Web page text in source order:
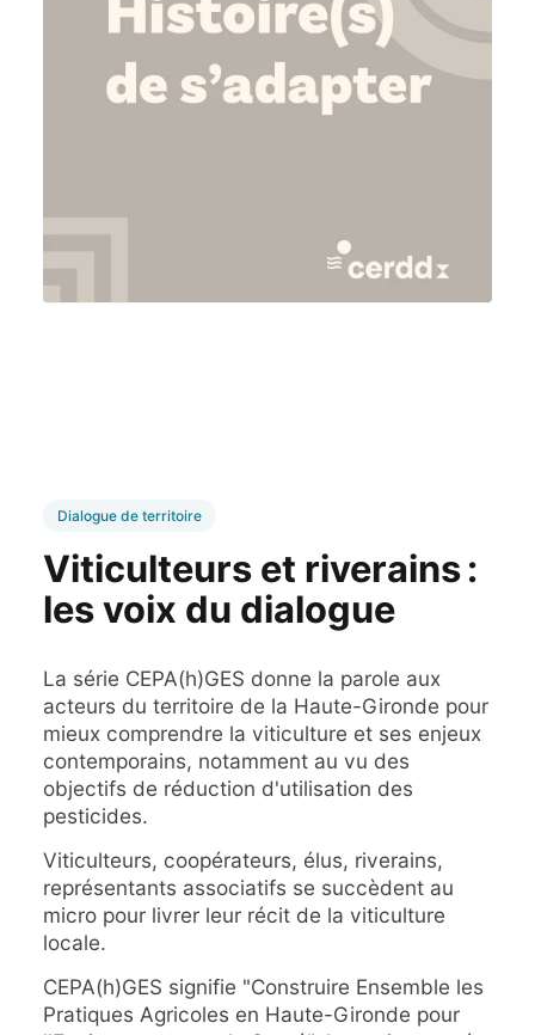
Dialogue de territoire
Viticulteurs et riverains :
les voix du dialogue
La série CEPA(h)GES donne la parole aux
acteurs du territoire de la Haute-Gironde pour
mieux comprendre la viticulture et ses enjeux
contemporains, notamment au vu des
objectifs de réduction d'utilisation des
pesticides.
Viticulteurs, coopérateurs, élus, riverains,
représentants associatifs se succèdent au
micro pour livrer leur récit de la viticulture
locale.
CEPA(h)GES signifie "Construire Ensemble les
Pratiques Agricoles en Haute-Gironde pour